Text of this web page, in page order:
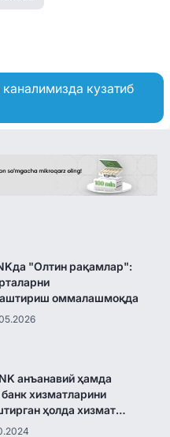
кузатиб
"Олтин рақамлар":
оммалашмоқда
анъанавий ҳамда
хизматларини
ҳолда хизмат
бошлайди